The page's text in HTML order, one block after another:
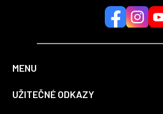
MENU
UŽITEČNÉ ODKAZY